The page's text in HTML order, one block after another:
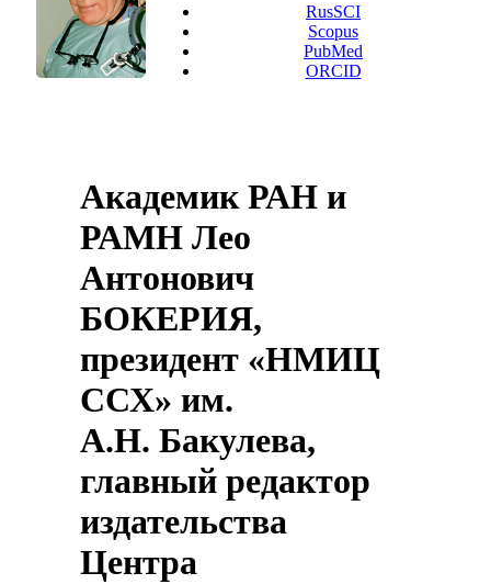
RusSCI
Scopus
PubMed
ORCID
Академик РАН и
РАМН Лео
Антонович
БОКЕРИЯ,
президент «НМИЦ
ССХ» им.
А.Н. Бакулева,
главный редактор
издательства
Центра